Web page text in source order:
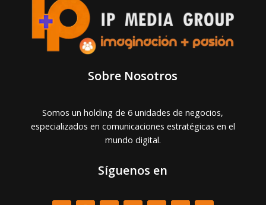
Sobre Nosotros
Somos un holding de 6 unidades de negocios,
especializados en comunicaciones estratégicas en el
mundo digital.
Síguenos en